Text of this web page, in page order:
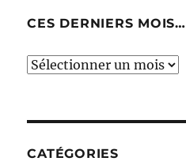
CES DERNIERS MOIS…
Ces
CATÉGORIES